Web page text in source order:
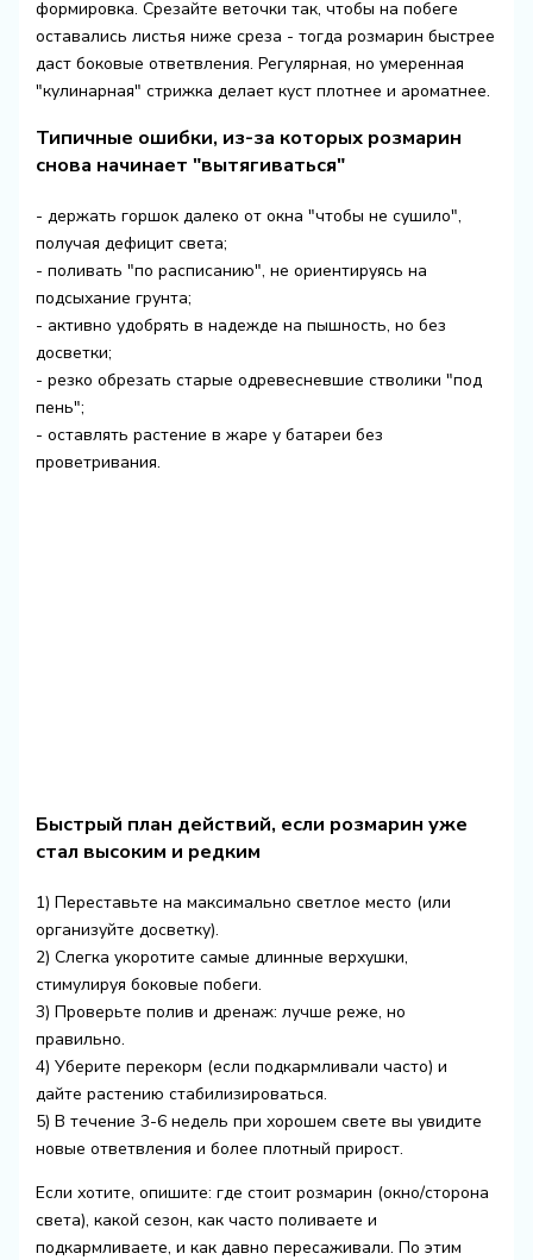
формировка. Срезайте веточки так, чтобы на побеге
оставались листья ниже среза - тогда розмарин быстрее
даст боковые ответвления. Регулярная, но умеренная
"кулинарная" стрижка делает куст плотнее и ароматнее.
Типичные ошибки, из-за которых розмарин
снова начинает "вытягиваться"
- держать горшок далеко от окна "чтобы не сушило",
получая дефицит света;
- поливать "по расписанию", не ориентируясь на
подсыхание грунта;
- активно удобрять в надежде на пышность, но без
досветки;
- резко обрезать старые одревесневшие стволики "под
пень";
- оставлять растение в жаре у батареи без
проветривания.
Быстрый план действий, если розмарин уже
стал высоким и редким
1) Переставьте на максимально светлое место (или
организуйте досветку).
2) Слегка укоротите самые длинные верхушки,
стимулируя боковые побеги.
3) Проверьте полив и дренаж: лучше реже, но
правильно.
4) Уберите перекорм (если подкармливали часто) и
дайте растению стабилизироваться.
5) В течение 3-6 недель при хорошем свете вы увидите
новые ответвления и более плотный прирост.
Если хотите, опишите: где стоит розмарин (окно/сторона
света), какой сезон, как часто поливаете и
подкармливаете, и как давно пересаживали. По этим